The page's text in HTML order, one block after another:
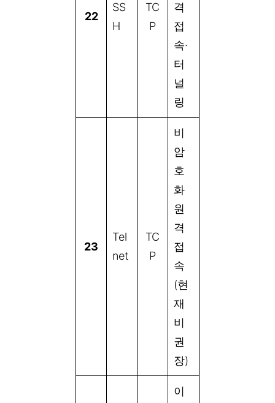
22
SS
H
TC
P
격
접
속·
터
널
링
23
Tel
net
TC
P
비
암
호
화
원
격
접
속
(현
재
비
권
장)
이